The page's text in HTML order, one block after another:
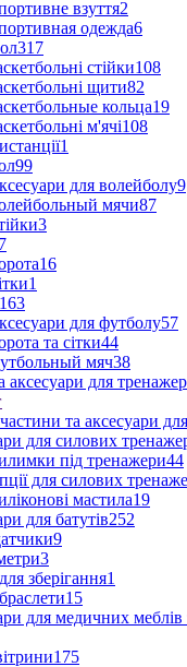
взуття2
одежда6
317
стійки108
щити82
кольца19
м'ячі108
1
99
для волейболу9
мячи87
3
16
1
163
для футболу57
та сітки44
мяч38
аксесуари для
та аксесуари
для силових
під тренажери44
для силових
мастила19
для батутів252
9
3
зберігання1
15
для медичних меблів
175